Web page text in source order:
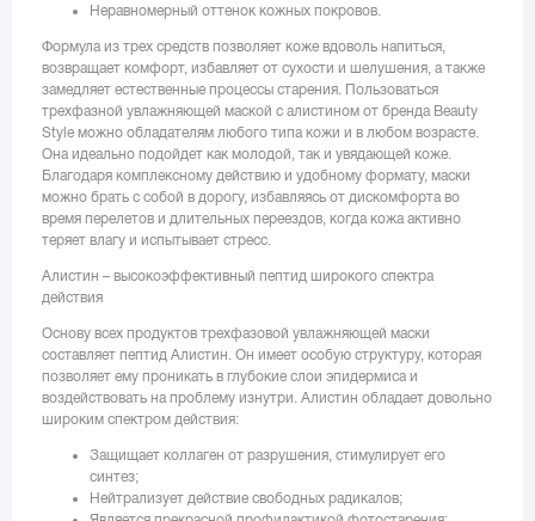
Неравномерный оттенок кожных покровов.
Формула из трех средств позволяет коже вдоволь напиться,
возвращает комфорт, избавляет от сухости и шелушения, а также
замедляет естественные процессы старения. Пользоваться
трехфазной увлажняющей маской с алистином от бренда Beauty
Style можно обладателям любого типа кожи и в любом возрасте.
Она идеально подойдет как молодой, так и увядающей коже.
Благодаря комплексному действию и удобному формату, маски
можно брать с собой в дорогу, избавляясь от дискомфорта во
время перелетов и длительных переездов, когда кожа активно
теряет влагу и испытывает стресс.
Алистин – высокоэффективный пептид широкого спектра
действия
Основу всех продуктов трехфазовой увлажняющей маски
составляет пептид Алистин. Он имеет особую структуру, которая
позволяет ему проникать в глубокие слои эпидермиса и
воздействовать на проблему изнутри. Алистин обладает довольно
широким спектром действия:
Защищает коллаген от разрушения, стимулирует его
синтез;
Нейтрализует действие свободных радикалов;